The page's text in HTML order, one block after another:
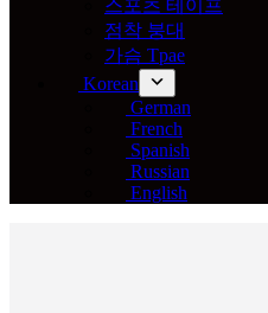
스포츠 테이프
점착 붕대
가슴 Tpae
Korean
German
French
Spanish
Russian
English